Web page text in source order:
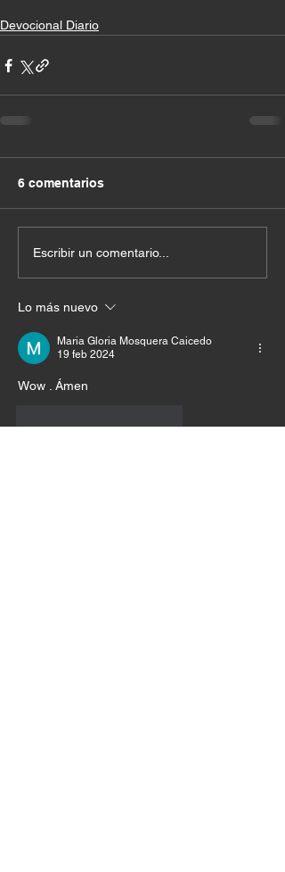
Devocional Diario
6 comentarios
Escribir un comentario...
Lo más nuevo
Maria Gloria Mosquera Caicedo
19 feb 2024
Wow . Ámen